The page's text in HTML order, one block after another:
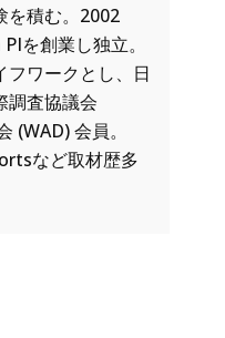
を積む。2002
を創業し独立。
フワークとし、日
調査協議会
(WAD) 会員。
など取材歴多